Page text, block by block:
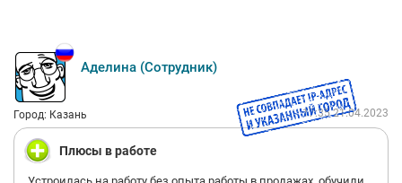
Аделина (Сотрудник)
Город: Казань 17:35 21.04.2023
Плюсы в работе